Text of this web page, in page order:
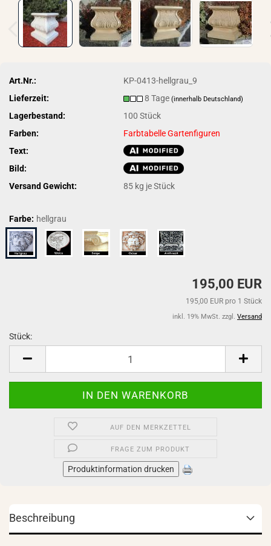
Art.Nr.:
KP-0413-hellgrau_9
Lieferzeit:
8 Tage(innerhalb Deutschland)
Lagerbestand: 100Stück
Farben:
Farbtabelle Gartenfiguren
Text:
Bild:
Versand Gewicht:
85 kg je Stück
Farbe: hellgrau
195,00 EUR
195,00 EUR pro 1 Stück
inkl. 19% MwSt. zzgl. Versand
Stück:
AUF DEN MERKZETTEL
FRAGE ZUM PRODUKT
Produktinformation drucken
Beschreibung